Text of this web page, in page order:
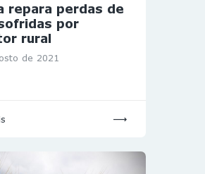
repara perdas de
por
rural
de 2021